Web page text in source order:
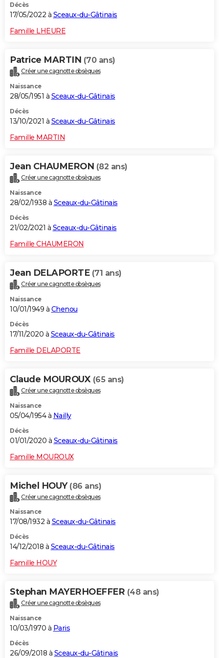
Décès
17/05/2022 à Sceaux-du-Gâtinais
Famille LHEURE
Patrice MARTIN (70 ans)
Créer une cagnotte obsèques
Naissance
28/05/1951 à Sceaux-du-Gâtinais
Décès
13/10/2021 à Sceaux-du-Gâtinais
Famille MARTIN
Jean CHAUMERON (82 ans)
Créer une cagnotte obsèques
Naissance
28/02/1938 à Sceaux-du-Gâtinais
Décès
21/02/2021 à Sceaux-du-Gâtinais
Famille CHAUMERON
Jean DELAPORTE (71 ans)
Créer une cagnotte obsèques
Naissance
10/01/1949 à Chenou
Décès
17/11/2020 à Sceaux-du-Gâtinais
Famille DELAPORTE
Claude MOUROUX (65 ans)
Créer une cagnotte obsèques
Naissance
05/04/1954 à Nailly
Décès
01/01/2020 à Sceaux-du-Gâtinais
Famille MOUROUX
Michel HOUY (86 ans)
Créer une cagnotte obsèques
Naissance
17/08/1932 à Sceaux-du-Gâtinais
Décès
14/12/2018 à Sceaux-du-Gâtinais
Famille HOUY
Stephan MAYERHOEFFER (48 ans)
Créer une cagnotte obsèques
Naissance
10/03/1970 à Paris
Décès
26/09/2018 à Sceaux-du-Gâtinais